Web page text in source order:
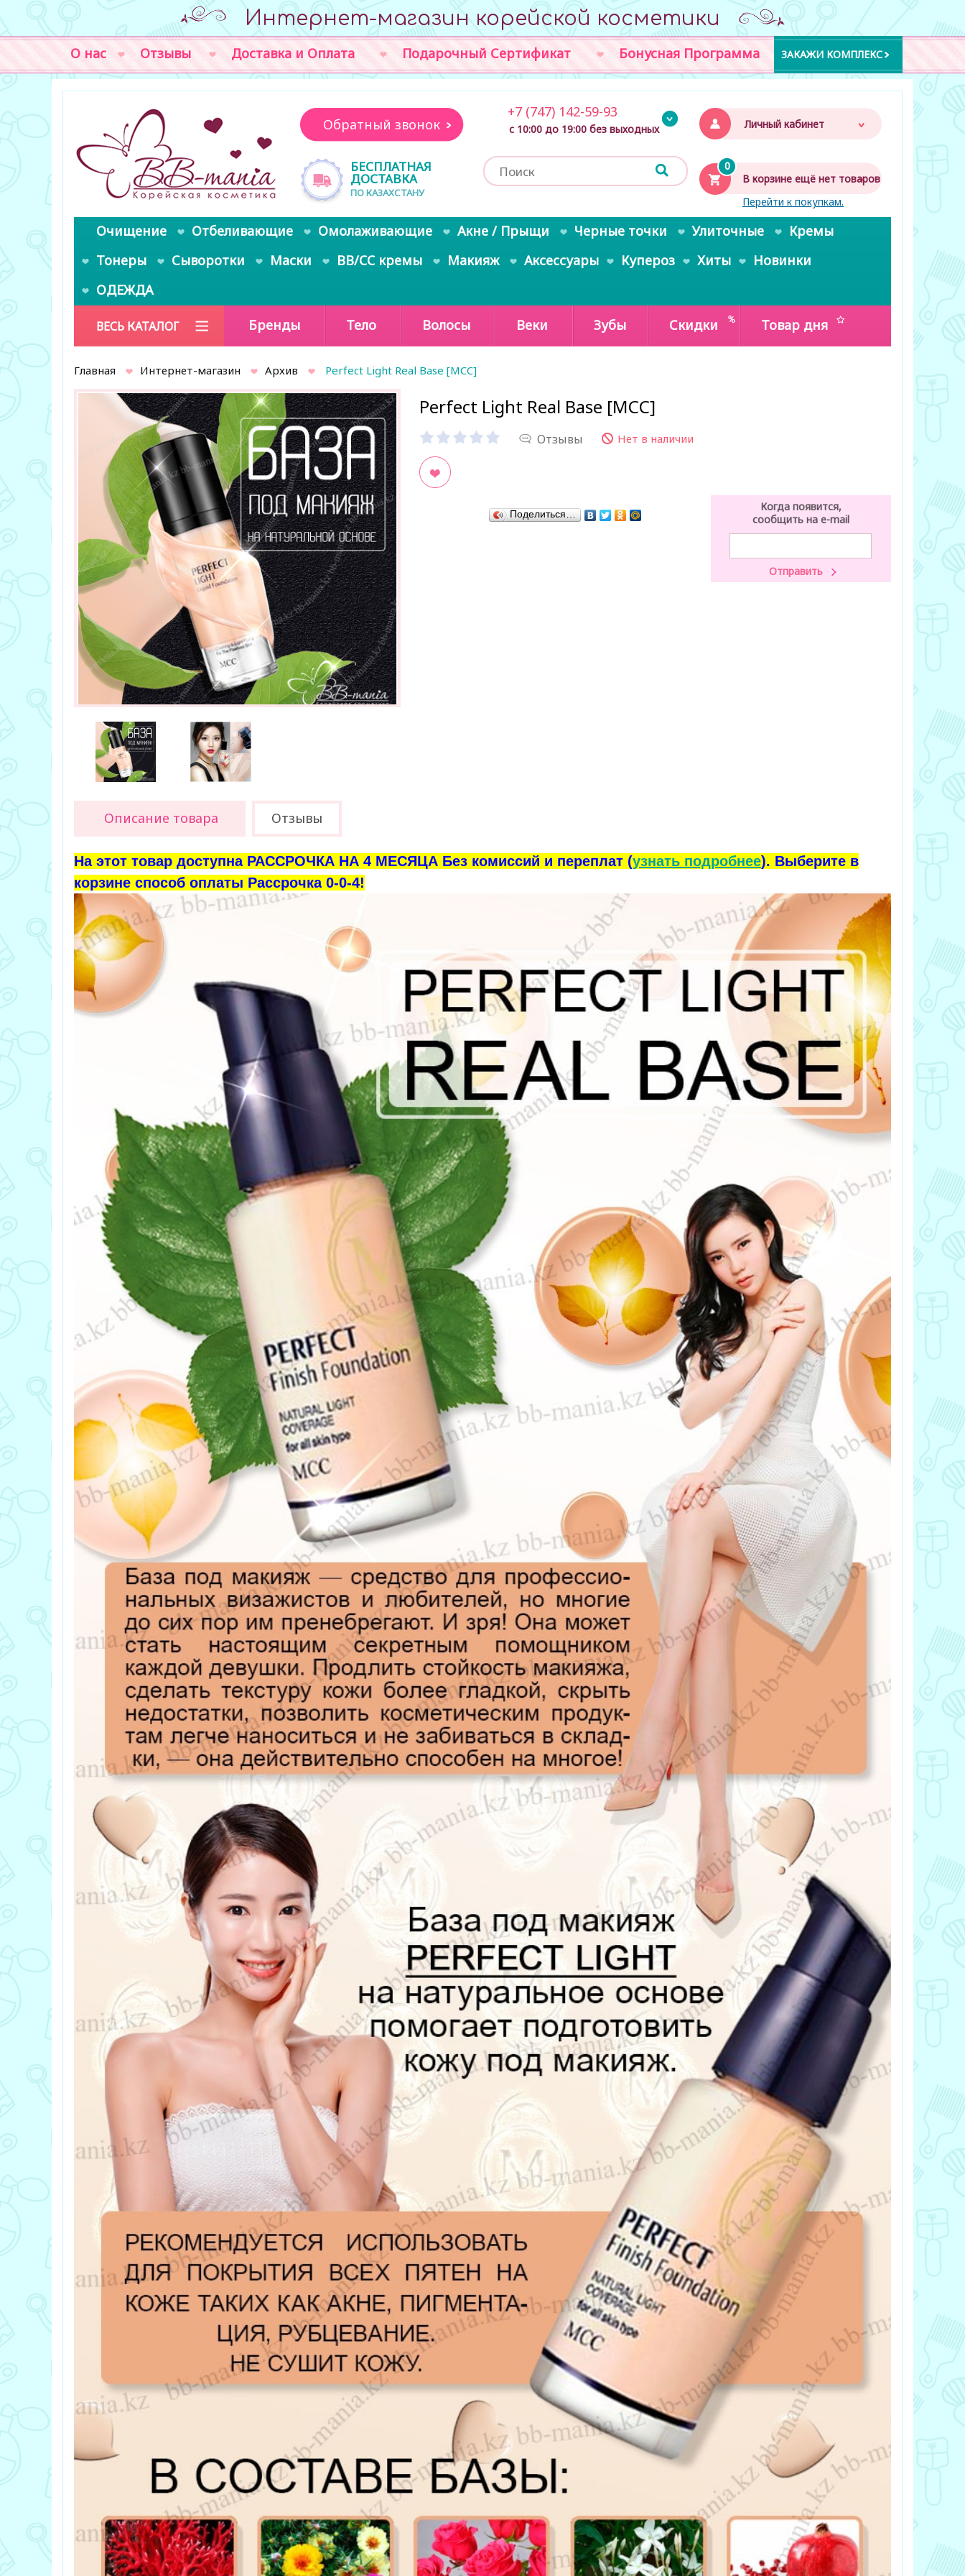
Интернет-магазин корейской косметики
О нас Отзывы Доставка и Оплата Подарочный Сертификат Бонусная Программа ЗАКАЖИ КОМПЛЕКС
Личный кабинет
0
В корзине ещё нет товаров
Перейти к покупкам.
Обратный звонок
БЕСПЛАТНАЯ
ДОСТАВКА
ПО КАЗАХСТАНУ
+7 (747) 142-59-93
с 10:00 до 19:00 без выходных
Очищение Отбеливающие Омолаживающие Акне / Прыщи Черные точки Улиточные
Кремы
Тонеры
Сыворотки Маски BB/CC кремы Макияж Аксессуары Купероз Хиты
Новинки
ОДЕЖДА
ВЕСЬ КАТАЛОГ Бренды Тело Волосы Веки Зубы Скидки Товар дня
Главная Интернет-магазин Архив Perfect Light Real Base [MCC]
Perfect Light Real Base [MCC]
Отзывы Нет в наличии
В закладки
Когда появится,
сообщить на e-mail
Поделиться…
Описание товара Отзывы
На этот товар доступна РАССРОЧКА НА 4 МЕСЯЦА Без комиссий и переплат (узнать подробнее). Выберите в
корзине способ оплаты Рассрочка 0-0-4!